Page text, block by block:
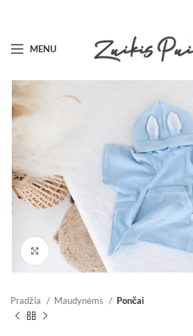
MENU
Padidinti
Pradžia Maudynėms Pončai